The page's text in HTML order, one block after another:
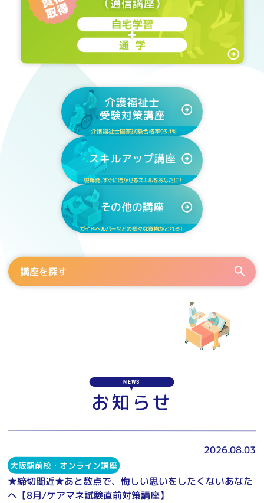
講座を探す
NEWS
お知らせ
2026.08.03
大阪駅前校・オンライン講座
★締切間近★あと数点で、悔しい思いをしたくないあなた
へ【8月/ケアマネ試験直前対策講座】